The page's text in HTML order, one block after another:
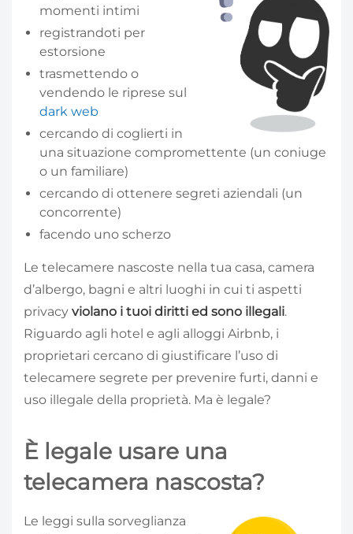
momenti intimi
registrandoti per
estorsione
trasmettendo o
vendendo le riprese sul
dark web
cercando di coglierti in
una situazione compromettente (un coniuge
o un familiare)
cercando di ottenere segreti aziendali (un
concorrente)
facendo uno scherzo
Le telecamere nascoste nella tua casa, camera
d’albergo, bagni e altri luoghi in cui ti aspetti
privacy violano i tuoi diritti ed sono illegali.
Riguardo agli hotel e agli alloggi Airbnb, i
proprietari cercano di giustificare l’uso di
telecamere segrete per prevenire furti, danni e
uso illegale della proprietà. Ma è legale?
È legale usare una
telecamera nascosta?
Le leggi sulla sorveglianza